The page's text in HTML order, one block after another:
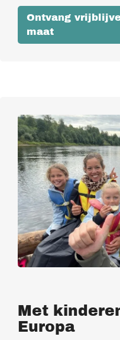
Ontvang
maat
Met
Europa